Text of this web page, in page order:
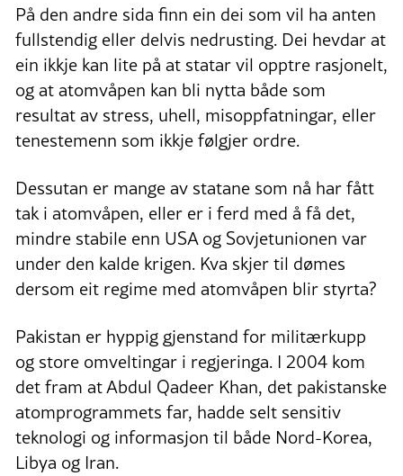
På den andre sida finn ein dei som vil ha anten
fullstendig eller delvis nedrusting. Dei hevdar at
ein ikkje kan lite på at statar vil opptre rasjonelt,
og at atomvåpen kan bli nytta både som
resultat av stress, uhell, misoppfatningar, eller
tenestemenn som ikkje følgjer ordre.
Dessutan er mange av statane som nå har fått
tak i atomvåpen, eller er i ferd med å få det,
mindre stabile enn USA og Sovjetunionen var
under den kalde krigen. Kva skjer til dømes
dersom eit regime med atomvåpen blir styrta?
Pakistan er hyppig gjenstand for militærkupp
og store omveltingar i regjeringa. I 2004 kom
det fram at Abdul Qadeer Khan, det pakistanske
atomprogrammets far, hadde selt sensitiv
teknologi og informasjon til både Nord-Korea,
Libya og Iran.